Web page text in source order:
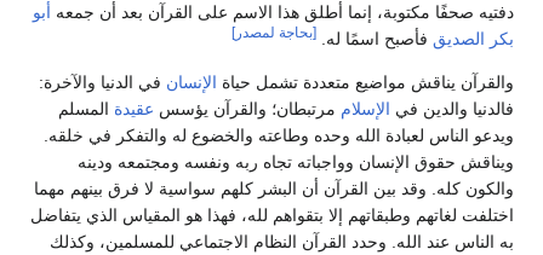
دفتيه صحفًا مكتوبة، إنما أطلق هذا الاسم على القرآن بعد أن جمعه أبو
بكر الصديق فأصبح اسمًا له. [بحاجة لمصدر]
والقرآن يناقش مواضيع متعددة تشمل حياة الإنسان في الدنيا والآخرة:
فالدنيا والدين في الإسلام مرتبطان؛ والقرآن يؤسس عقيدة المسلم
ويدعو الناس لعبادة الله وحده وطاعته والخضوع له والتفكر في خلقه.
ويناقش حقوق الإنسان وواجباته تجاه ربه ونفسه ومجتمعه ودينه
والكون كله. وقد بين القرآن أن البشر كلهم سواسية لا فرق بينهم مهما
اختلفت لغاتهم وطبقاتهم إلا بتقواهم لله، فهذا هو المقياس الذي يتفاضل
به الناس عند الله. وحدد القرآن النظام الاجتماعي للمسلمين، وكذلك